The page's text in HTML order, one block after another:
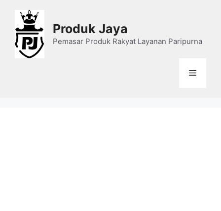
content
Produk Jaya
Pemasar Produk Rakyat Layanan Paripurna
Menu